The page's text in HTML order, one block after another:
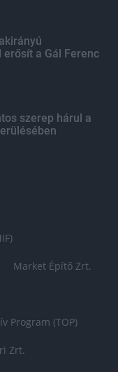
a Gál Ferenc
szerep hárul a
Market Építő Zrt.
Program (TOP)
Zrt.